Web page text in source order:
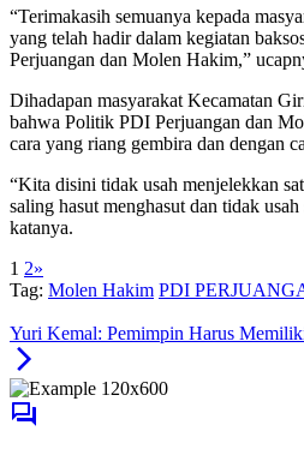
“Terimakasih semuanya kepada
yang telah hadir dalam kegiatan
Dihadapan masyarakat Kecamatan
bahwa Politik PDI Perjuangan dan
“Kita disini tidak usah menjelekkan
saling hasut menghasut dan tidak usah
1 2»
Yuri Kemal: Pemimpin Harus